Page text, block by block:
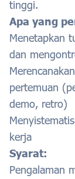
tinggi.
Apa yang
Menetapkan
dan
pertemuan
demo, retro)
kerja
Syarat:
Pengalaman